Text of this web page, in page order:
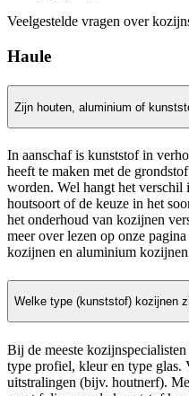
Veelgestelde vragen over
Haule
Zijn houten, aluminium of
In aanschaf is kunststof in
heeft te maken met de
worden. Wel hangt het
houtsoort of de keuze in het
het onderhoud van kozijnen
meer over lezen op onze
kozijnen en aluminium
Welke type (kunststof) kozijnen
Bij de meeste
type profiel, kleur en type glas.
uitstralingen (bijv. houtnerf).